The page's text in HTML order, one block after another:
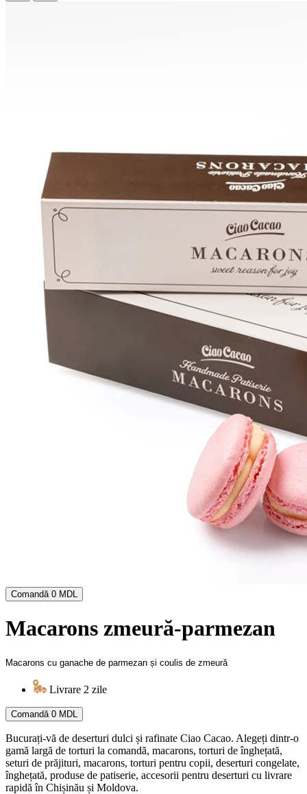
Comandă 0 MDL
Macarons zmeură-parmezan
Macarons cu ganache de parmezan și coulis de zmeură
Livrare 2 zile
Comandă 0 MDL
Bucurați-vă de deserturi dulci și rafinate Ciao Cacao. Alegeți dintr-o
gamă largă de torturi la comandă, macarons, torturi de înghețată,
seturi de prăjituri, macarons, torturi pentru copii, deserturi congelate,
înghețată, produse de patiserie, accesorii pentru deserturi cu livrare
rapidă în Chișinău și Moldova.